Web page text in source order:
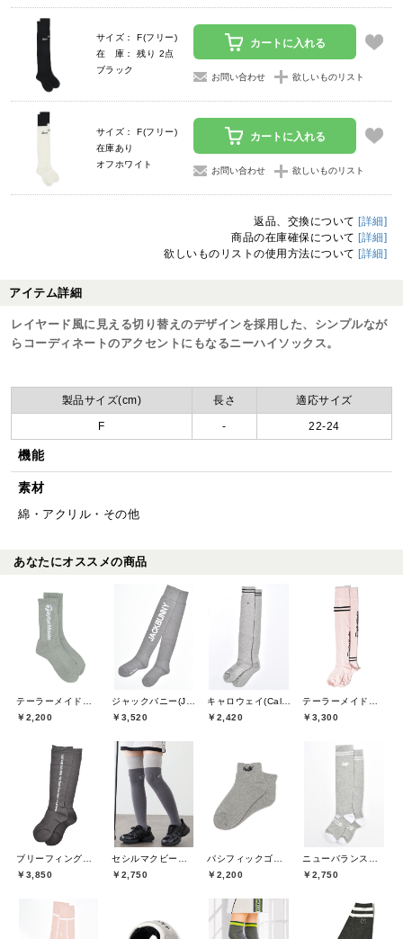
サイズ： F(フリー)
在 庫： 残り 2点
ブラック
カートに入れる
お問い合わせ 欲しいものリスト
サイズ： F(フリー)
在庫あり
オフホワイト
カートに入れる
お問い合わせ 欲しいものリスト
返品、交換について [詳細]
商品の在庫確保について [詳細]
欲しいものリストの使用方法について [詳細]
アイテム詳細
レイヤード風に見える切り替えのデザインを採用した、シンプルなが
らコーディネートのアクセントにもなるニーハイソックス。
製品サイズ(cm) 長さ 適応サイズ
F - 22-24
機能
素材
綿・アクリル・その他
あなたにオススメの商品
￥2,200
￥3,520
￥2,420
￥3,300
￥3,850
￥2,750
￥2,200
￥2,750